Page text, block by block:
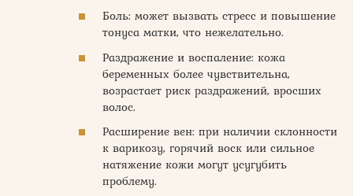
Боль: может вызвать стресс и повышение
тонуса матки, что нежелательно.
Раздражение и воспаление: кожа
беременных более чувствительна,
возрастает риск раздражений, вросших
волос.
Расширение вен: при наличии склонности
к варикозу, горячий воск или сильное
натяжение кожи могут усугубить
проблему.